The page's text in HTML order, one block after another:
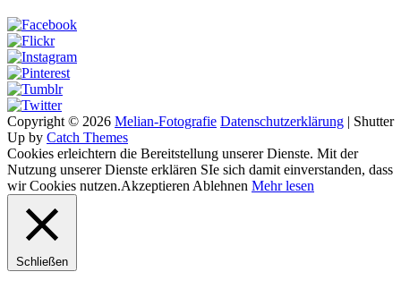
Copyright © 2026 Melian-Fotografie Datenschutzerklärung | Shutter
Up by Catch Themes
Cookies erleichtern die Bereitstellung unserer Dienste. Mit der
Nutzung unserer Dienste erklären SIe sich damit einverstanden, dass
wir Cookies nutzen.Akzeptieren Ablehnen Mehr lesen
Schließen